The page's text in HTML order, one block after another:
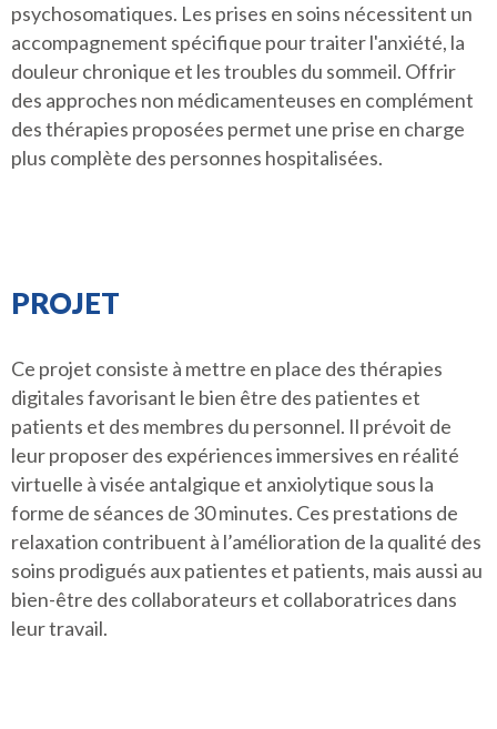
psychosomatiques. Les prises en soins nécessitent un
accompagnement spécifique pour traiter l'anxiété, la
douleur chronique et les troubles du sommeil. Offrir
des approches non médicamenteuses en complément
des thérapies proposées permet une prise en charge
plus complète des personnes hospitalisées.
PROJET
Ce projet consiste à mettre en place des thérapies
digitales favorisant le bien être des patientes et
patients et des membres du personnel. Il prévoit de
leur proposer des expériences immersives en réalité
virtuelle à visée antalgique et anxiolytique sous la
forme de séances de 30 minutes. Ces prestations de
relaxation contribuent à l’amélioration de la qualité des
soins prodigués aux patientes et patients, mais aussi au
bien-être des collaborateurs et collaboratrices dans
leur travail.